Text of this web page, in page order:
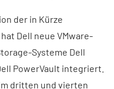
der in Kürze
Dell neue VMware-
Systeme Dell
PowerVault integriert.
dritten und vierten